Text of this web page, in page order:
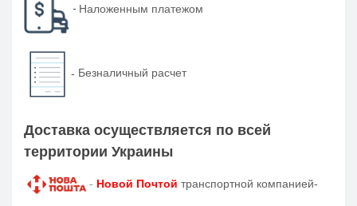
- Наложенным платежом
- Безналичный расчет
Доставка осуществляется по всей
территории Украины
- Новой Почтой транспортной компанией-